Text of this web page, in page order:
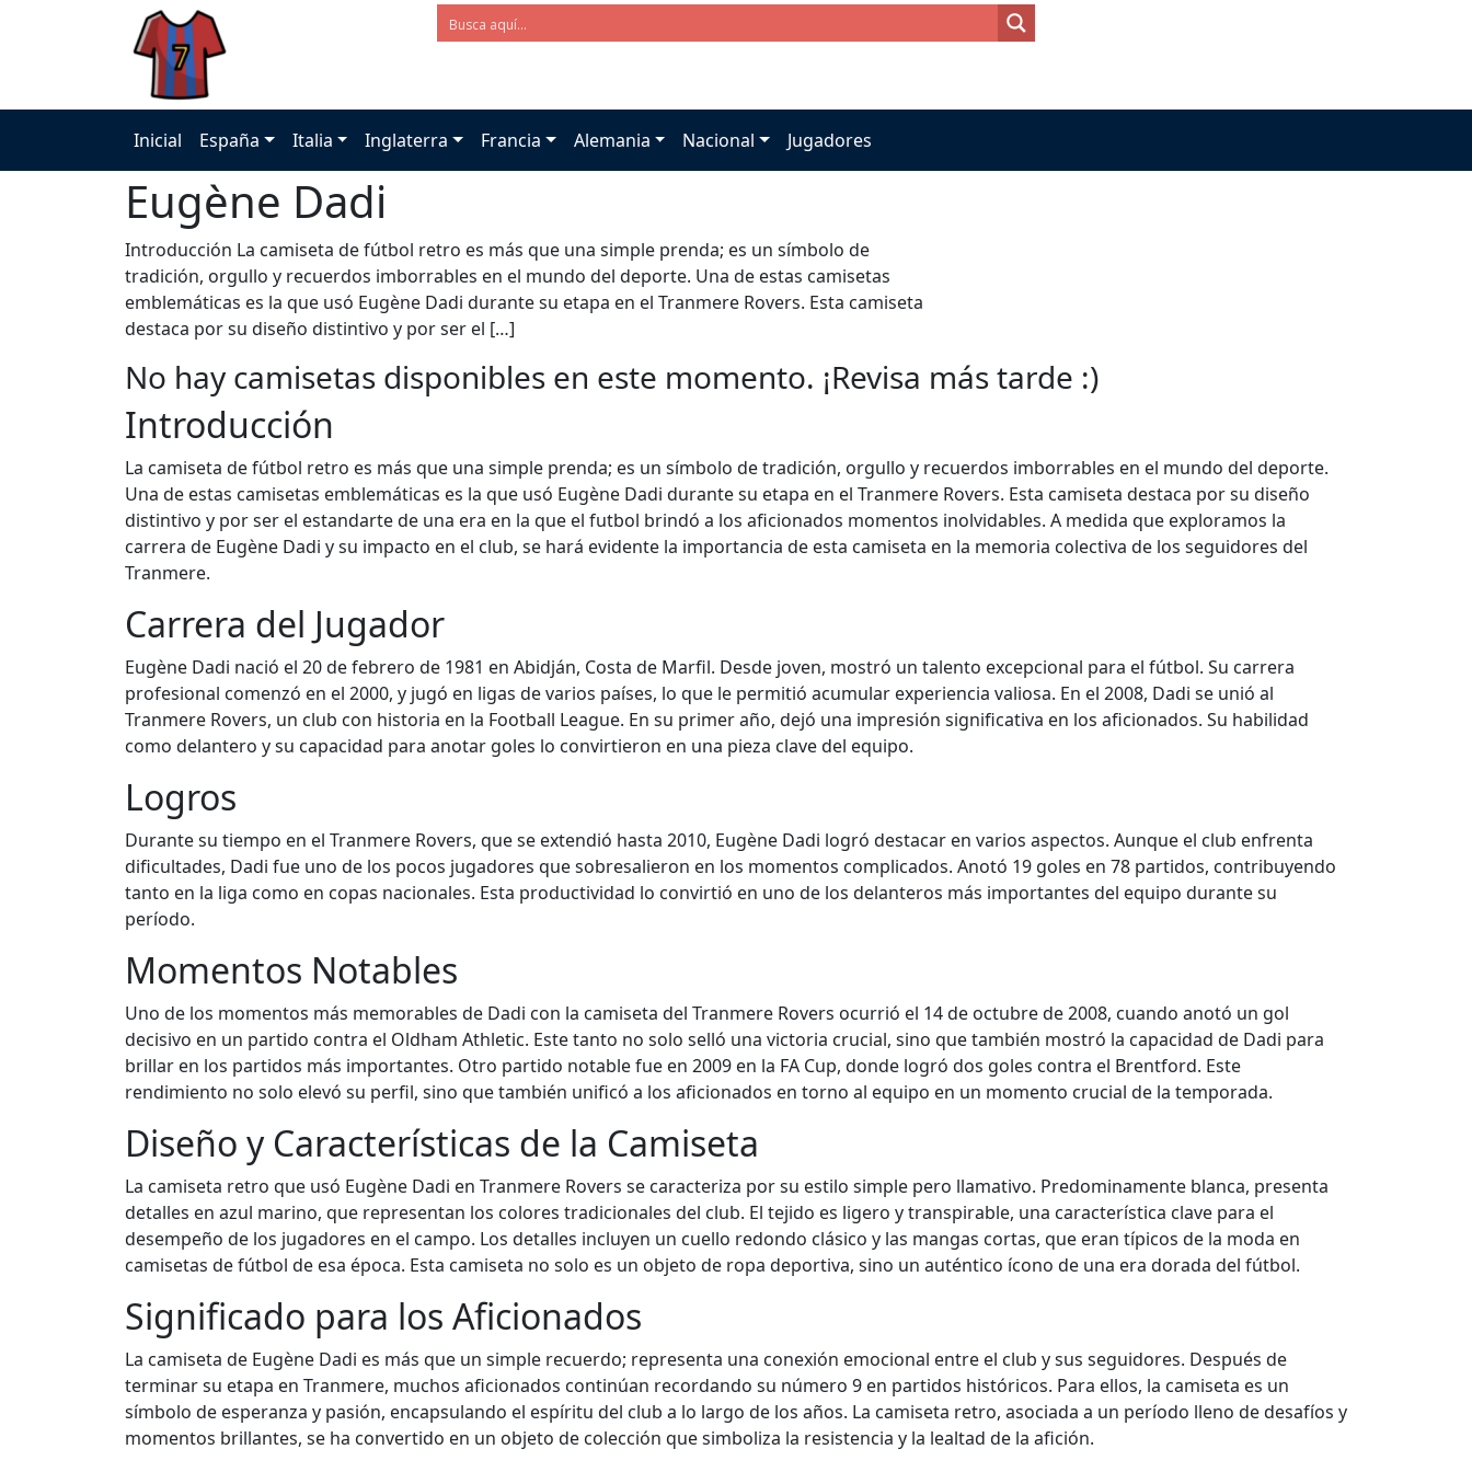
Inicial España Italia Inglaterra Francia Alemania Nacional Jugadores
Eugène Dadi
Introducción La camiseta de fútbol retro es más que una simple prenda; es un símbolo de
tradición, orgullo y recuerdos imborrables en el mundo del deporte. Una de estas camisetas
emblemáticas es la que usó Eugène Dadi durante su etapa en el Tranmere Rovers. Esta camiseta
destaca por su diseño distintivo y por ser el […]
No hay camisetas disponibles en este momento. ¡Revisa más tarde :)
Introducción
La camiseta de fútbol retro es más que una simple prenda; es un símbolo de tradición, orgullo y recuerdos imborrables en el mundo del deporte.
Una de estas camisetas emblemáticas es la que usó Eugène Dadi durante su etapa en el Tranmere Rovers. Esta camiseta destaca por su diseño
distintivo y por ser el estandarte de una era en la que el futbol brindó a los aficionados momentos inolvidables. A medida que exploramos la
carrera de Eugène Dadi y su impacto en el club, se hará evidente la importancia de esta camiseta en la memoria colectiva de los seguidores del
Tranmere.
Carrera del Jugador
Eugène Dadi nació el 20 de febrero de 1981 en Abidján, Costa de Marfil. Desde joven, mostró un talento excepcional para el fútbol. Su carrera
profesional comenzó en el 2000, y jugó en ligas de varios países, lo que le permitió acumular experiencia valiosa. En el 2008, Dadi se unió al
Tranmere Rovers, un club con historia en la Football League. En su primer año, dejó una impresión significativa en los aficionados. Su habilidad
como delantero y su capacidad para anotar goles lo convirtieron en una pieza clave del equipo.
Logros
Durante su tiempo en el Tranmere Rovers, que se extendió hasta 2010, Eugène Dadi logró destacar en varios aspectos. Aunque el club enfrenta
dificultades, Dadi fue uno de los pocos jugadores que sobresalieron en los momentos complicados. Anotó 19 goles en 78 partidos, contribuyendo
tanto en la liga como en copas nacionales. Esta productividad lo convirtió en uno de los delanteros más importantes del equipo durante su
período.
Momentos Notables
Uno de los momentos más memorables de Dadi con la camiseta del Tranmere Rovers ocurrió el 14 de octubre de 2008, cuando anotó un gol
decisivo en un partido contra el Oldham Athletic. Este tanto no solo selló una victoria crucial, sino que también mostró la capacidad de Dadi para
brillar en los partidos más importantes. Otro partido notable fue en 2009 en la FA Cup, donde logró dos goles contra el Brentford. Este
rendimiento no solo elevó su perfil, sino que también unificó a los aficionados en torno al equipo en un momento crucial de la temporada.
Diseño y Características de la Camiseta
La camiseta retro que usó Eugène Dadi en Tranmere Rovers se caracteriza por su estilo simple pero llamativo. Predominamente blanca, presenta
detalles en azul marino, que representan los colores tradicionales del club. El tejido es ligero y transpirable, una característica clave para el
desempeño de los jugadores en el campo. Los detalles incluyen un cuello redondo clásico y las mangas cortas, que eran típicos de la moda en
camisetas de fútbol de esa época. Esta camiseta no solo es un objeto de ropa deportiva, sino un auténtico ícono de una era dorada del fútbol.
Significado para los Aficionados
La camiseta de Eugène Dadi es más que un simple recuerdo; representa una conexión emocional entre el club y sus seguidores. Después de
terminar su etapa en Tranmere, muchos aficionados continúan recordando su número 9 en partidos históricos. Para ellos, la camiseta es un
símbolo de esperanza y pasión, encapsulando el espíritu del club a lo largo de los años. La camiseta retro, asociada a un período lleno de desafíos y
momentos brillantes, se ha convertido en un objeto de colección que simboliza la resistencia y la lealtad de la afición.